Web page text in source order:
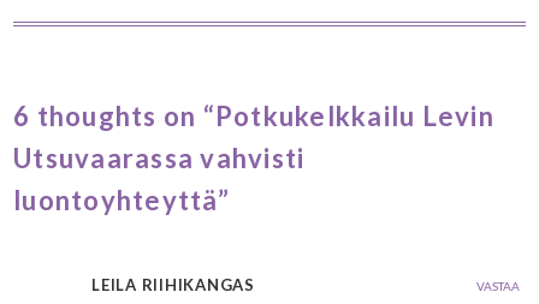
6 thoughts on “Potkukelkkailu Levin
Utsuvaarassa vahvisti
luontoyhteyttä”
LEILA RIIHIKANGAS VASTAA